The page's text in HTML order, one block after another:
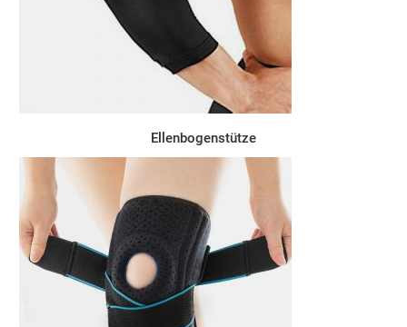
Ellenbogenstütze